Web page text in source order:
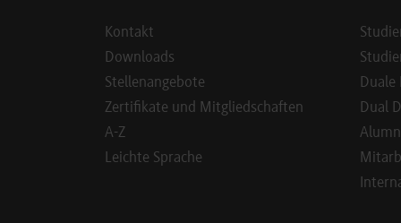
Kontakt
Downloads
Stellenangebote
Zertifikate und Mitgliedschaften
A-Z
Leichte Sprache
Duale
Dual